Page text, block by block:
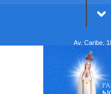
Av. Caribe,